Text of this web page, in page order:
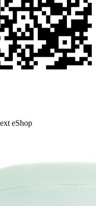
eShop